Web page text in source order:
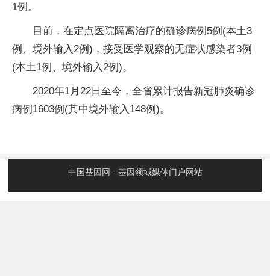
1例。
目前，在定点医院隔离治疗的确诊病例5例(本土3
例、境外输入2例)，接受医学观察的无症状感染者3例
(本土1例、境外输入2例)。
2020年1月22日至今，全省累计报告新冠肺炎确诊
病例1603例(其中境外输入148例)。
中国基因网 - 基因领域媒体门户网站